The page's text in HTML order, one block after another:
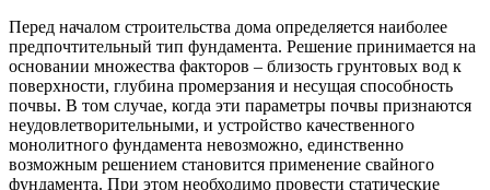
Перед началом строительства дома определяется наиболее
предпочтительный тип фундамента. Решение принимается на
основании множества факторов – близость грунтовых вод к
поверхности, глубина промерзания и несущая способность
почвы. В том случае, когда эти параметры почвы признаются
неудовлетворительными, и устройство качественного
монолитного фундамента невозможно, единственно
возможным решением становится применение свайного
фундамента. При этом необходимо провести статические